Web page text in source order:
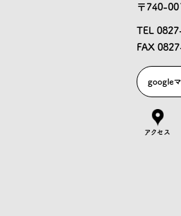
〒740-
TEL
FAX
google
アクセス